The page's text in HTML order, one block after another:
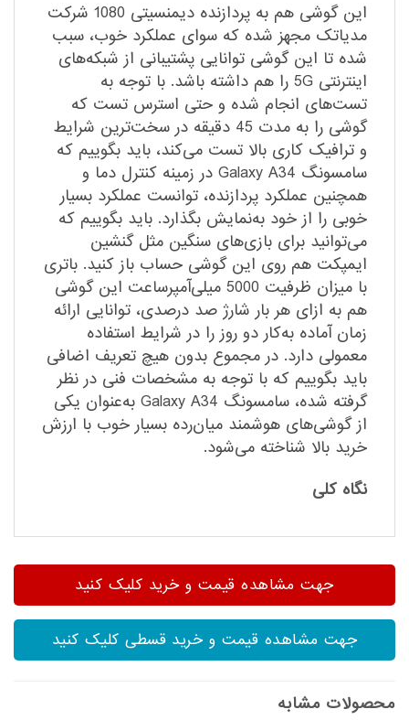
این گوشی هم به پردازنده دیمنسیتی 1080 شرکت
مدیاتک مجهز شده که سوای عملکرد خوب، سبب
شده تا این گوشی توانایی پشتیبانی از شبکه‌های
اینترنتی 5G را هم داشته باشد. با توجه به
تست‌های انجام شده و حتی استرس تست که
گوشی را به مدت 45 دقیقه در سخت‌ترین شرایط
و ترافیک کاری بالا تست می‌کند، باید بگوییم که
سامسونگ Galaxy A34 در زمینه کنترل دما و
همچنین عملکرد پردازنده، توانست عملکرد بسیار
خوبی را از خود به‌نمایش بگذارد. باید بگوییم که
می‌توانید برای بازی‌های سنگین مثل گنشین
ایمپکت هم روی این گوشی حساب باز کنید. باتری
با میزان ظرفیت 5000 میلی‌آمپرساعت این گوشی
هم به ازای هر بار شارژ صد درصدی، توانایی ارائه
زمان آماده به‌کار دو روز را در شرایط استفاده
معمولی دارد. در مجموع بدون هیچ تعریف اضافی
باید بگوییم که با توجه به مشخصات فنی در نظر
گرفته شده، سامسونگ Galaxy A34 به‌عنوان یکی
از گوشی‌های هوشمند میان‌رده بسیار خوب با ارزش
خرید بالا شناخته می‌شود.
نگاه کلی
جهت مشاهده قیمت و خرید کلیک کنید
جهت مشاهده قیمت و خرید قسطی کلیک کنید
محصولات مشابه